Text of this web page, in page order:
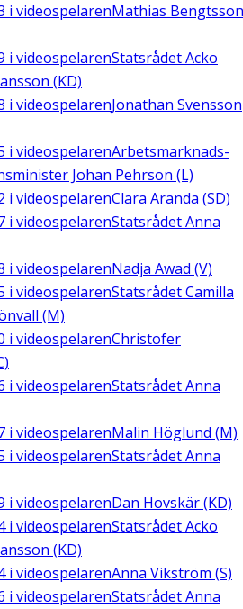
i videospelarenMathias Bengtsson
i videospelarenStatsrådet Acko
(KD)
i videospelarenJonathan Svensson
i videospelarenArbetsmarknads-
Johan Pehrson (L)
i videospelarenClara Aranda (SD)
i videospelarenStatsrådet Anna
i videospelarenNadja Awad (V)
i videospelarenStatsrådet Camilla
(M)
i videospelarenChristofer
i videospelarenStatsrådet Anna
i videospelarenMalin Höglund (M)
i videospelarenStatsrådet Anna
i videospelarenDan Hovskär (KD)
i videospelarenStatsrådet Acko
(KD)
i videospelarenAnna Vikström (S)
i videospelarenStatsrådet Anna